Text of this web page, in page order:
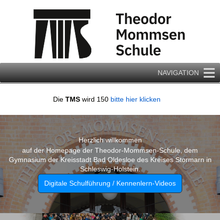
NAVIGATION
Die TMS wird 150 bitte hier klicken
Herzlich willkommen
auf der Homepage der Theodor-Mommsen-Schule, dem
Gymnasium der Kreisstadt Bad Oldesloe des Kreises Stormarn in
Schleswig-Holstein.
Digitale Schulführung / Kennenlern-Videos